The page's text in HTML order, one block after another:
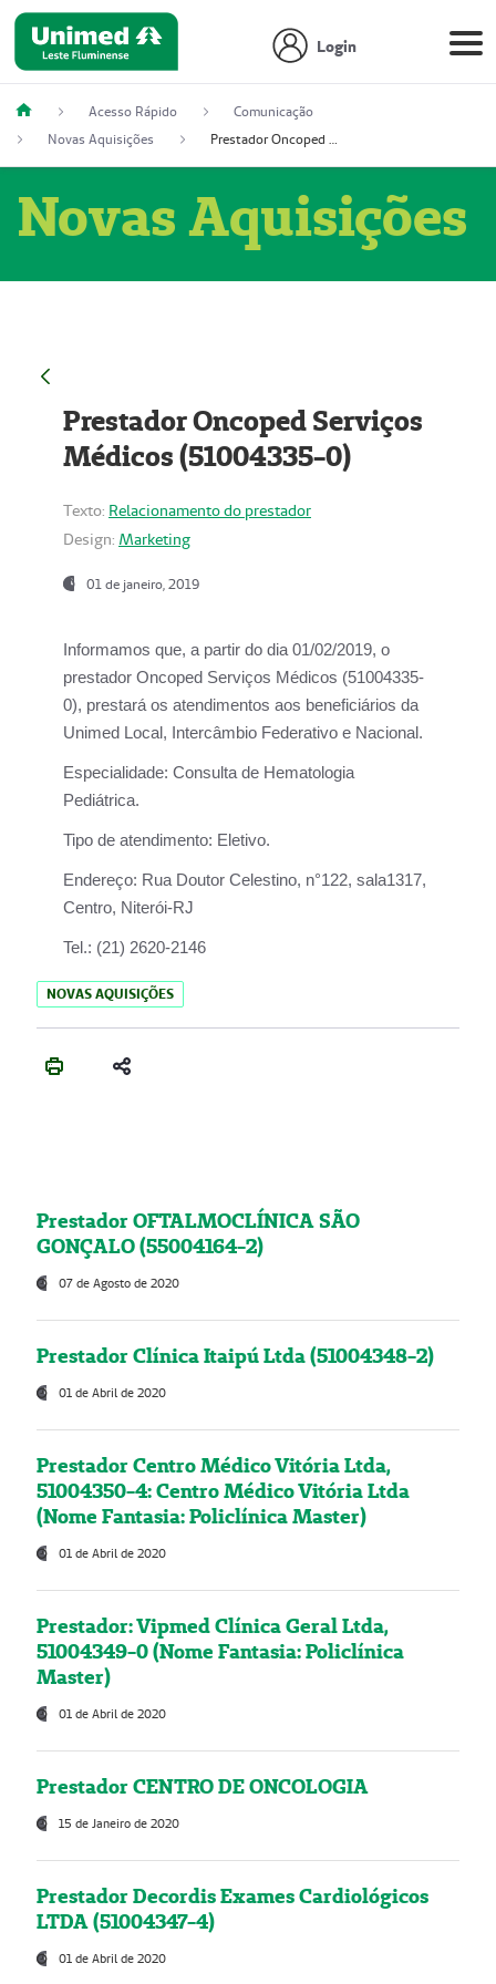
Login
Acesso Rápido
Comunicação
Novas Aquisições
Prestador Oncoped Serviços Médicos (51004335-0)
Novas Aquisições
Prestador Oncoped Serviços
Médicos (51004335-0)
Texto: Relacionamento do prestador
Design: Marketing
01 de janeiro, 2019
Informamos que, a partir do dia 01/02/2019, o
prestador Oncoped Serviços Médicos (51004335-
0), prestará os atendimentos aos beneficiários da
Unimed Local, Intercâmbio Federativo e Nacional.
Especialidade: Consulta de Hematologia
Pediátrica.
Tipo de atendimento: Eletivo.
Endereço: Rua Doutor Celestino, n°122, sala1317,
Centro, Niterói-RJ
Tel.: (21) 2620-2146
NOVAS AQUISIÇÕES
Prestador OFTALMOCLÍNICA SÃO
GONÇALO (55004164-2)
07 de Agosto de 2020
Prestador Clínica Itaipú Ltda (51004348-2)
01 de Abril de 2020
Prestador Centro Médico Vitória Ltda,
51004350-4: Centro Médico Vitória Ltda
(Nome Fantasia: Policlínica Master)
01 de Abril de 2020
Prestador: Vipmed Clínica Geral Ltda,
51004349-0 (Nome Fantasia: Policlínica
Master)
01 de Abril de 2020
Prestador CENTRO DE ONCOLOGIA
15 de Janeiro de 2020
Prestador Decordis Exames Cardiológicos
LTDA (51004347-4)
01 de Abril de 2020